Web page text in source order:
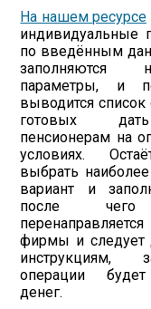
На нашем ресурсе
индивидуальные
по введённым
заполняются
параметры, и
выводится список
готовых
пенсионерам на
условиях.
выбрать
вариант и
после чего
фирмы и следует
инструкциям,
операции
денег.